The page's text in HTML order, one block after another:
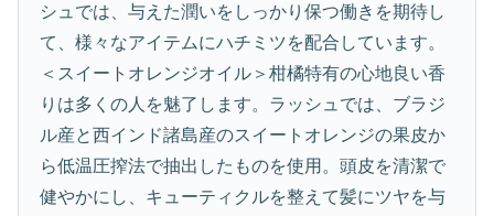
シュでは、与えた潤いをしっかり保つ働きを期待し
て、様々なアイテムにハチミツを配合しています。
＜スイートオレンジオイル＞柑橘特有の心地良い香
りは多くの人を魅了します。ラッシュでは、ブラジ
ル産と西インド諸島産のスイートオレンジの果皮か
ら低温圧搾法で抽出したものを使用。頭皮を清潔で
健やかにし、キューティクルを整えて髪にツヤを与